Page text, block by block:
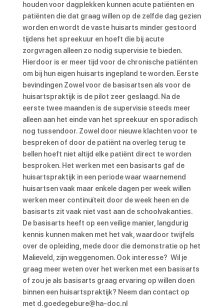
houden voor dagplekken kunnen acute patiënten en
patiënten die dat graag willen op de zelfde dag gezien
worden en wordt de vaste huisarts minder gestoord
tijdens het spreekuur en hoeft die bij acute
zorgvragen alleen zo nodig supervisie te bieden.
Hierdoor is er meer tijd voor de chronische patiënten
om bij hun eigen huisarts ingepland te worden. Eerste
bevindingenZowel voor de basisartsen als voor de
huisartspraktijk is de pilot zeer geslaagd. Na de
eerste twee maanden is de supervisie steeds meer
alleen aan het einde van het spreekuur en sporadisch
nog tussendoor. Zowel door nieuwe klachten voor te
bespreken of door de patiënt na overleg terug te
bellen hoeft niet altijd elke patiënt direct te worden
besproken. Het werken met een basisarts gaf de
huisartspraktijk in een periode waar waarnemend
huisartsen vaak maar enkele dagen per week willen
werken meer continuïteit door de week heen en de
basisarts zit vaak niet vast aan de schoolvakanties.
De basisarts heeft op een veilige manier, langdurig
kennis kunnen maken met het vak, waardoor twijfels
over de opleiding, mede door die demonstratie op het
Malieveld, zijn weggenomen. Ook interesse? Wil je
graag meer weten over het werken met een basisarts
of zou je als basisarts graag ervaring op willen doen
binnen een huisartspraktijk? Neem dan contact op
met d.goedegebure@ha-doc.nl